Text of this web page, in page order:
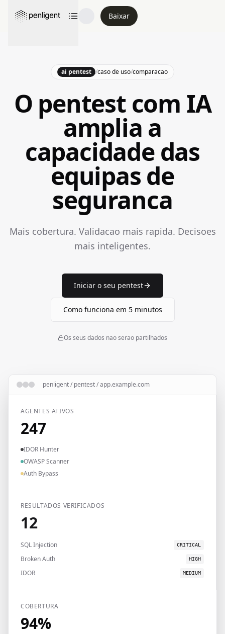
Baixar
ai pentest /caso de uso/comparacao
O pentest com IA
amplia a
capacidade das
equipas de
seguranca
Mais cobertura. Validacao mais rapida. Decisoes
mais inteligentes.
Iniciar o seu pentest
Como funciona em 5 minutos
Os seus dados nao serao partilhados
penligent / pentest / app.example.com
AGENTES ATIVOS
247
IDOR Hunter
OWASP Scanner
Auth Bypass
RESULTADOS VERIFICADOS
12
SQL Injection CRITICAL
Broken Auth HIGH
IDOR MEDIUM
COBERTURA
94%